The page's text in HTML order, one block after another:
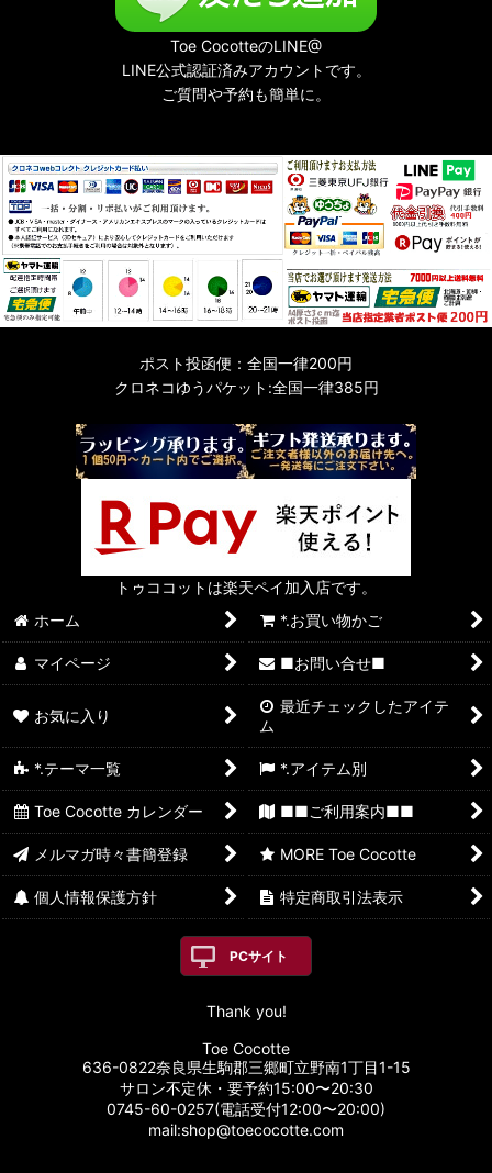
Toe CocotteのLINE@
LINE公式認証済みアカウントです。
ご質問や予約も簡単に。
ポスト投函便：全国一律200円
クロネコゆうパケット:全国一律385円
トゥココットは楽天ペイ加入店です。
ホーム
*.お買い物かご
マイページ ■お問い合せ■
お気に入り
最近チェックしたアイテ
ム
*.テーマ一覧 *.アイテム別
Toe Cocotte カレンダー ■■ご利用案内■■
メルマガ時々書簡登録 MORE Toe Cocotte
個人情報保護方針 特定商取引法表示
PCサイト
Thank you!
Toe Cocotte
636-0822奈良県生駒郡三郷町立野南1丁目1-15
サロン不定休・要予約15:00〜20:30
0745-60-0257(電話受付12:00〜20:00)
mail:shop@toecocotte.com